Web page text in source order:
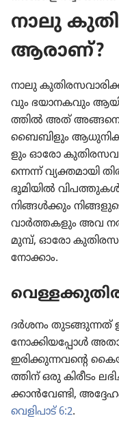
നാലു
ആരാണ്‌?
നാലു
വും ഭയാന​ക​വും ആയി
ത്തിൽ അത്‌
ബൈബി​ളും
ളും ഓരോ
ന്നെന്ന്‌ വ്യക്തമാ​യി
ഭൂമി​യിൽ
നിങ്ങൾക്കും
വാർത്ത​ക​ളും അവ
മുമ്പ്‌, ഓരോ
നോക്കാം.
ദർശനം തുടങ്ങു​ന്നത്‌
നോക്കി​യ​പ്പോൾ
ഇരിക്കു​ന്ന​വന്റെ
ത്തിന്‌ ഒരു കിരീടം
ക്കാൻവേണ്ടി,
വെളി​പാട്‌ 6:2.